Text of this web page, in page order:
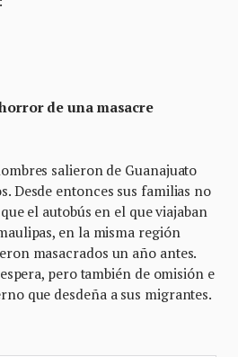
de una masacre
salieron de Guanajuato
Desde entonces sus familias no
el autobús en el que viajaban
en la misma región
masacrados un año antes.
pero también de omisión e
que desdeña a sus migrantes.